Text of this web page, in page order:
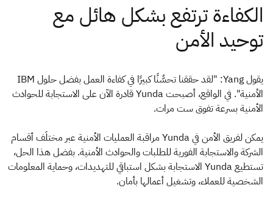
يقول Yang: "لقد حققنا تحسُّنًا كبيرًا في كفاءة العمل بفضل حلول IBM
الأمنية". في الواقع، أصبحت Yunda قادرة الآن على الاستجابة للحوادث
الأمنية بسرعة تفوق ست مرات.
يمكن لفريق الأمن في Yunda مراقبة العمليات الأمنية عبر مختلَف أقسام
الشركة والاستجابة الفورية للطلبات والحوادث الأمنية. بفضل هذا الحل،
تستطيع Yunda الاستجابة بشكل استباقي للتهديدات، وحماية المعلومات
الشخصية للعملاء، وتشغيل أعمالها بأمان.